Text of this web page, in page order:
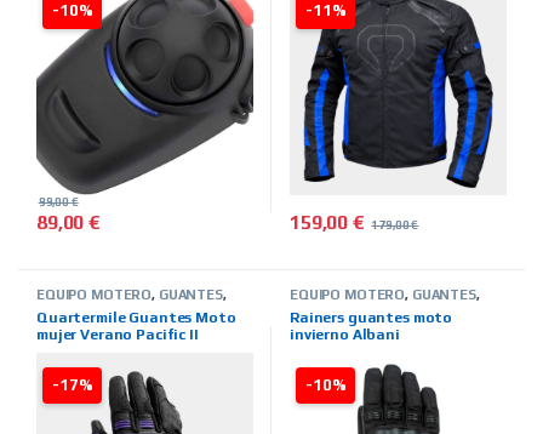
-10%
89,00€
99,00€
-11%
159,00€ 179,00€
-17%
EQUIPO MOTERO, GUANTES,
LINE,MARCAS ,QUARTER MILE
Quartermile Guantes Moto
mujer Verano Pacific II
-10%
EQUIPO MOTERO, GUANTES,
LINE,MARCAS,RAINERS
Rainers guantes moto
invierno Albani